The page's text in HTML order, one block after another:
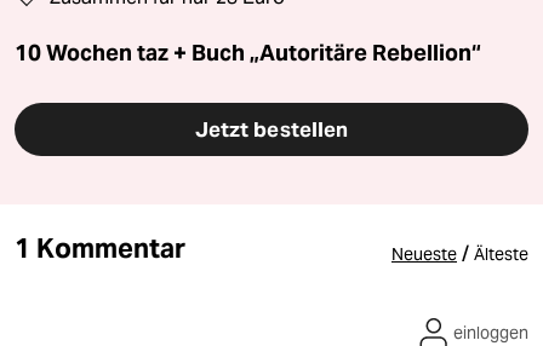
10 Wochen taz + Buch „Autoritäre Rebellion“
Jetzt bestellen
1 Kommentar Neueste / Älteste
einloggen